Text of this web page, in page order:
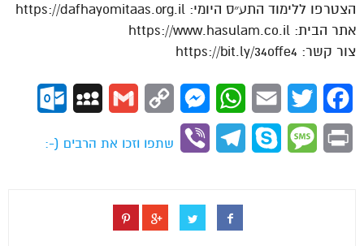
הצטרפו ללימוד התע״ס היומי: https://dafhayomitaas.org.il
אתר הבית: https://www.hasulam.co.il
צור קשר: https://bit.ly/34offe4
Facebook
Twitter
Email
WhatsApp
Messenger
Copy
Gmail
MySpace
Print
Message
Skype
Telegram
Viber
שתפו וזכו את הרבים (-: